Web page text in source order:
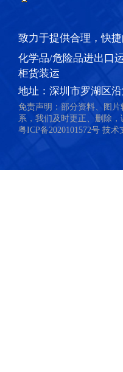
致力于提供合理，
化学品/危险品进出口
柜货装运
地址：深圳市罗湖区
免责声明：部分资料、图
系，我们及时更正、删除，
粤ICP备2020101572号技术